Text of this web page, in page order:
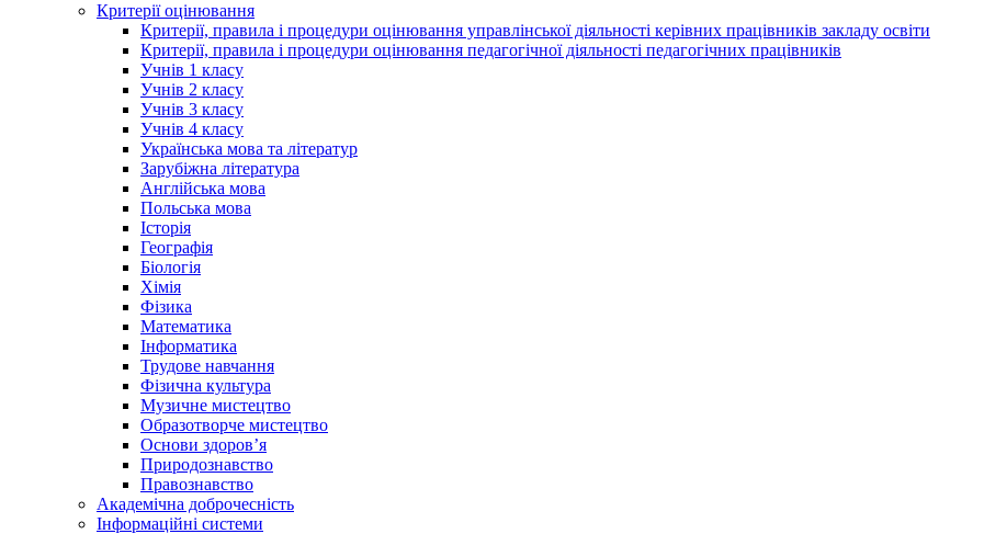
Критерії оцінювання
Критерії, правила і процедури оцінювання управлінської діяльності керівних працівників закладу освіти
Критерії, правила і процедури оцінювання педагогічної діяльності педагогічних працівників
Учнів 1 класу
Учнів 2 класу
Учнів 3 класу
Учнів 4 класу
Українська мова та літератур
Зарубіжна література
Англійська мова
Польська мова
Історія
Географія
Біологія
Хімія
Фізика
Математика
Інформатика
Трудове навчання
Фізична культура
Музичне мистецтво
Образотворче мистецтво
Основи здоров’я
Природознавство
Правознавство
Академічна доброчесність
Інформаційні системи